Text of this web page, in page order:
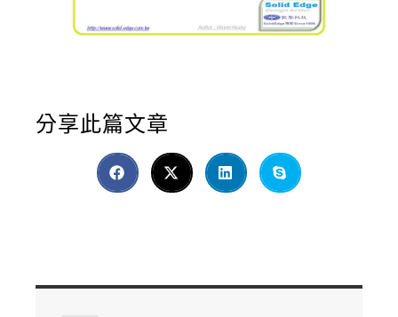
分享此篇文章